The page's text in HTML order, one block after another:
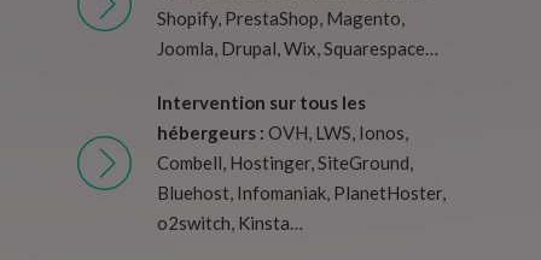
Shopify, PrestaShop, Magento,
Joomla, Drupal, Wix, Squarespace…
Intervention sur tous les
hébergeurs : OVH, LWS, Ionos,
Combell, Hostinger, SiteGround,
Bluehost, Infomaniak, PlanetHoster,
o2switch, Kinsta…